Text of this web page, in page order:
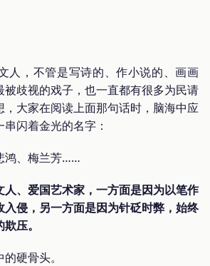
人，不管是写诗的、作小说的、画画
被歧视的戏子，也一直都有很多为民请
，大家在阅读上面那句话时，脑海中应
闪着金光的名字：
鸿、梅兰芳……
人、爱国艺术家，一方面是因为以笔作
入侵，另一方面是因为针砭时弊，始终
压。
硬骨头。